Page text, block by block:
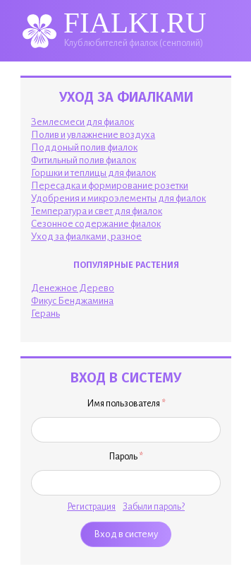
FIALKI.RU
Клуб любителей фиалок (сенполий)
УХОД ЗА ФИАЛКАМИ
Землесмеси для фиалок
Полив и увлажнение воздуха
Поддоный полив фиалок
Фитильный полив фиалок
Горшки и теплицы для фиалок
Пересадка и формирование розетки
Удобрения и микроэлементы для фиалок
Температура и свет для фиалок
Сезонное содержание фиалок
Уход за фиалками, разное
ПОПУЛЯРНЫЕ РАСТЕНИЯ
Денежное Дерево
Фикус Бенджамина
Герань
ВХОД В СИСТЕМУ
Имя пользователя *
Пароль *
Регистрация Забыли пароль?